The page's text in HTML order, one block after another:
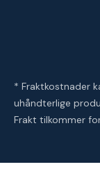
* Fraktkostnader
uhåndterlige
Frakt tilkommer